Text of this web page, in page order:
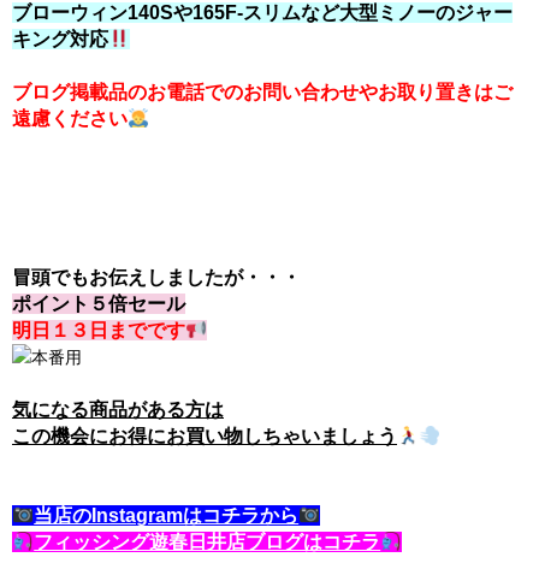
ブローウィン140Sや165F-スリムなど大型ミノーのジャー
キング対応
ブログ掲載品のお電話でのお問い合わせやお取り置きはご
遠慮ください
冒頭でもお伝えしましたが・・・
ポイント５倍セール
明日１３日までです
気になる商品がある方は
この機会にお得にお買い物しちゃいましょう
当店のInstagramはコチラから
フィッシング遊春日井店ブログはコチラ